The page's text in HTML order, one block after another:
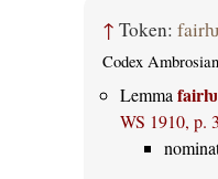
↑ Token:
Codex
Lemma
WS 1910, p.